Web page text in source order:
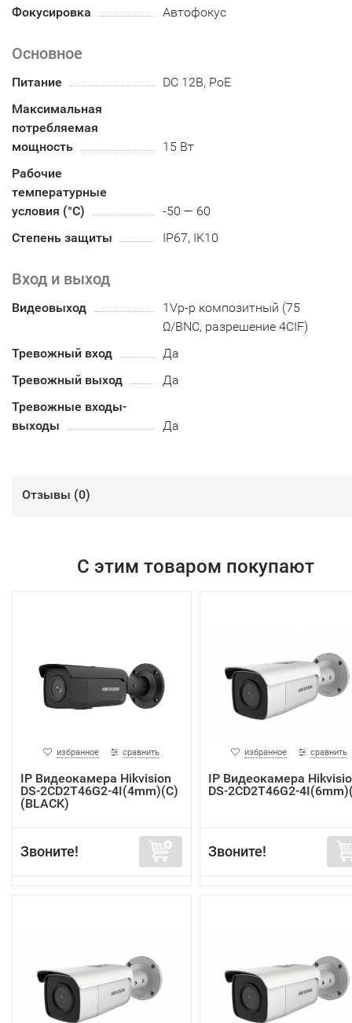
Фокусировка Автофокус
Основное
Питание
DC 12В, PoE
Максимальная
потребляемая
мощность
15 Вт
Рабочие
температурные
условия (°С)
-50 — 60
Степень защиты
IP67, IK10
Вход и выход
Видеовыход
1Vp-p композитный (75
Ω/BNC, разрешение 4CIF)
Тревожный вход
Да
Тревожный выход
Да
Тревожные входы-
выходы
Да
Отзывы (0)
С этим товаром покупают
избранное сравнить
IP Видеокамера Hikvision
DS-2CD2T46G2-4I(4mm)(C)
(BLACK)
Звоните!
избранное сравнить
IP Видеокамера
DS-2CD2T46G2-
Звоните!